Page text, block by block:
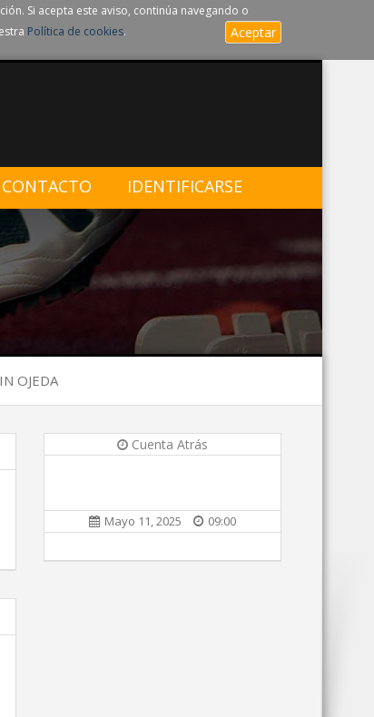
Si acepta este aviso, continúa navegando o
Política de cookies. Aceptar
CONTACTO IDENTIFICARSE
OJEDA
Cuenta Atrás
Mayo 11, 2025 09:00